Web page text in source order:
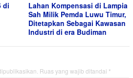
di
Lahan Kompensasi di Lampia
Sah Milik Pemda Luwu Timur,
Ditetapkan Sebagai Kawasan
Industri di era Budiman
Ruas yang wajib ditandai *